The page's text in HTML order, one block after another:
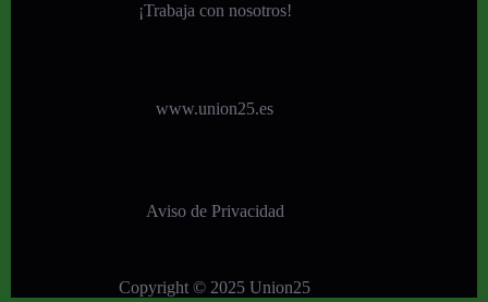
¡Trabaja con nosotros!
www.union25.es
Aviso de Privacidad
Copyright © 2025 Union25